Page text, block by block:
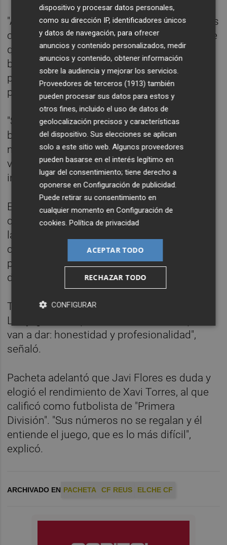
"Ante Osasuna y Granada hemos estado más
cerca de ganar que de perder y eso nos tiene
que dar poderío", comentó el preparador
burgalés, quien dijo haber tenido una
participación activa en la planificación de la
plantilla.
"Será un partido durísimo. Es un rival muy
bueno con balón. Nos va a hacer correr
mucho. Si no tenemos personalidad y
valentía con balón, nos hará sufrir mucho",
insistió el preparador burgalés.
El entrenador del Elche dijo estar contento
con la plantilla que se ha formado dentro de
las posibilidades del club y deseó que se
cierre ya la ventana del mercado de fichajes
para centrarse exclusivamente en lo
deportivo.
Tenemos muchas alternativas y diferente.
Los jugadores que tenemos sabes lo que te
van a dar: honestidad y profesionalidad",
señaló.
Pacheta adelantó que Javi Flores es duda y
elogió el rendimiento de Xavi Torres, al que
calificó como futbolista de "Primera
División". "Sus números no se regalan y él
entiende el juego, que es lo más difícil",
explicó.
ARCHIVADO EN PACHETA CF REUS ELCHE CF
dispositivo y procesar datos personales,
como su dirección IP, identificadores únicos
y datos de navegación, para ofrecer
anuncios y contenido personalizados, medir
anuncios y contenido, obtener información
sobre la audiencia y mejorar los servicios.
Proveedores de terceros (1913) también
pueden procesar sus datos para estos y
otros fines, incluido el uso de datos de
geolocalización precisos y características
del dispositivo. Sus elecciones se aplican
solo a este sitio web. Algunos proveedores
pueden basarse en el interés legítimo en
lugar del consentimiento; tiene derecho a
oponerse enConfiguración de publicidad
Puede retirar su consentimiento en
cualquier momento enConfiguración de
cookies .Política de privacidad
ACEPTAR TODO
RECHAZAR TODO
CONFIGURAR